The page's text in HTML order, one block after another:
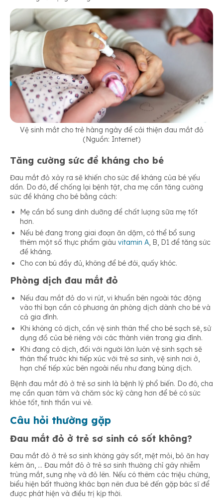
Vệ sinh mắt cho trẻ hàng ngày để cải thiện đau mắt đỏ
(Nguồn: Internet)
Tăng cường sức đề kháng cho bé
Đau mắt đỏ xảy ra sẽ khiến cho sức đề kháng của bé yếu
dần. Do đó, để chống lại bệnh tật, cha mẹ cần tăng cường
sức đề kháng cho bé bằng cách:
Mẹ cần bổ sung dinh dưỡng để chất lượng sữa mẹ tốt
hơn.
Nếu bé đang trong giai đoạn ăn dặm, có thể bổ sung
thêm một số thực phẩm giàu vitamin A, B, D1 để tăng sức
đề kháng.
Cho con bú đầy đủ, không để bé đói, quấy khóc.
Phòng dịch đau mắt đỏ
Nếu đau mắt đỏ do vi rút, vi khuẩn bên ngoài tác động
vào thì bạn cần có phương án phòng dịch dành cho bé và
cả gia đình.
Khi không có dịch, cần vệ sinh thân thể cho bé sạch sẽ, sử
dụng đồ của bé riêng với các thành viên trong gia đình.
Khi đang có dịch, đối với người lớn luôn vệ sinh sạch sẽ
thân thể trước khi tiếp xúc với trẻ sơ sinh, vệ sinh nơi ở,
hạn chế tiếp xúc bên ngoài nếu như đang bùng dịch.
Bệnh đau mắt đỏ ở trẻ sơ sinh là bệnh lý phổ biến. Do đó, cha
mẹ cần quan tâm và chăm sóc kỹ càng hơn để bé có sức
khỏe tốt, tinh thần vui vẻ.
Câu hỏi thường gặp
Đau mắt đỏ ở trẻ sơ sinh có sốt không?
Đau mắt đỏ ở trẻ sơ sinh không gây sốt, mệt mỏi, bỏ ăn hay
kém ăn, … Đau mắt đỏ ở trẻ sơ sinh thường chỉ gây nhiễm
trùng mắt, sưng nhẹ và đỏ lên. Nếu có thêm các triệu chứng,
biểu hiện bất thường khác bạn nên đưa bé đến gặp bác sĩ để
được phát hiện và điều trị kịp thời.